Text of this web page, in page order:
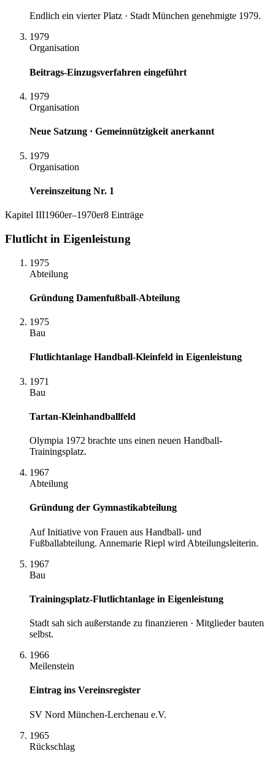
Endlich ein vierter Platz · Stadt München genehmigte 1979.
1979
Organisation
Beitrags-Einzugsverfahren eingeführt
1979
Organisation
Neue Satzung · Gemeinnützigkeit anerkannt
1979
Organisation
Vereinszeitung Nr. 1
Kapitel III1960er–1970er8 Einträge
Flutlicht in Eigenleistung
1975
Abteilung
Gründung Damenfußball-Abteilung
1975
Bau
Flutlichtanlage Handball-Kleinfeld in Eigenleistung
1971
Bau
Tartan-Kleinhandballfeld
Olympia 1972 brachte uns einen neuen Handball-
Trainingsplatz.
1967
Abteilung
Gründung der Gymnastikabteilung
Auf Initiative von Frauen aus Handball- und
Fußballabteilung. Annemarie Riepl wird Abteilungsleiterin.
1967
Bau
Trainingsplatz-Flutlichtanlage in Eigenleistung
Stadt sah sich außerstande zu finanzieren · Mitglieder bauten
selbst.
1966
Meilenstein
Eintrag ins Vereinsregister
SV Nord München-Lerchenau e.V.
1965
Rückschlag